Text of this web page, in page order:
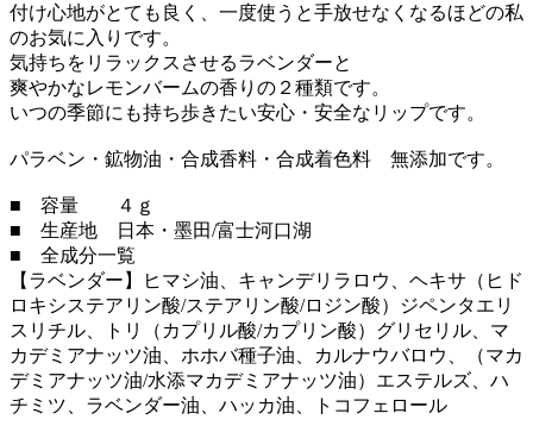
付け心地がとても良く、一度使うと手放せなくなるほどの私
のお気に入りです。
気持ちをリラックスさせるラベンダーと
爽やかなレモンバームの香りの２種類です。
いつの季節にも持ち歩きたい安心・安全なリップです。
パラベン・鉱物油・合成香料・合成着色料 無添加です。
■ 容量 ４ｇ
■ 生産地 日本・墨田/富士河口湖
■ 全成分一覧
【ラベンダー】ヒマシ油、キャンデリラロウ、ヘキサ（ヒド
ロキシステアリン酸/ステアリン酸/ロジン酸）ジペンタエリ
スリチル、トリ（カプリル酸/カプリン酸）グリセリル、マ
カデミアナッツ油、ホホバ種子油、カルナウバロウ、（マカ
デミアナッツ油/水添マカデミアナッツ油）エステルズ、ハ
チミツ、ラベンダー油、ハッカ油、トコフェロール